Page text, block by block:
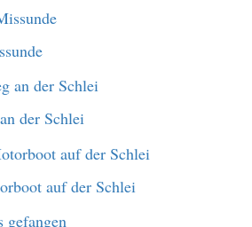
der Schlei
auf der Schlei